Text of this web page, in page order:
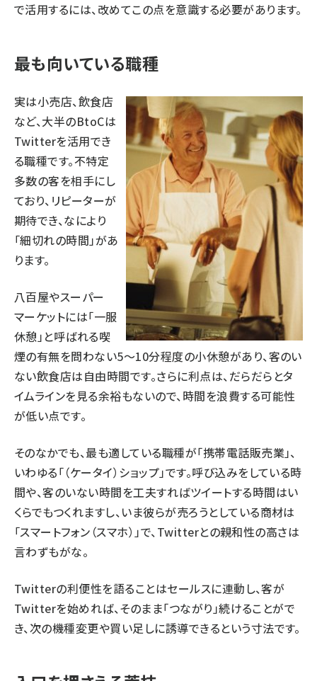
で活用するには、改めてこの点を意識する必要があります。
最も向いている職種
実は小売店、飲食店
など、大半のBtoCは
Twitterを活用でき
る職種です。不特定
多数の客を相手にし
ており、リピーターが
期待でき、なにより
「細切れの時間」があ
ります。
八百屋やスーパー
マーケットには「一服
休憩」と呼ばれる喫
煙の有無を問わない5～10分程度の小休憩があり、客のい
ない飲食店は自由時間です。さらに利点は、だらだらとタ
イムラインを見る余裕もないので、時間を浪費する可能性
が低い点です。
そのなかでも、最も適している職種が「携帯電話販売業」、
いわゆる「（ケータイ）ショップ」です。呼び込みをしている時
間や、客のいない時間を工夫すればツイートする時間はい
くらでもつくれますし、いま彼らが売ろうとしている商材は
「スマートフォン（スマホ）」で、Twitterとの親和性の高さは
言わずもがな。
Twitterの利便性を語ることはセールスに連動し、客が
Twitterを始めれば、そのまま「つながり」続けることがで
き、次の機種変更や買い足しに誘導できるという寸法です。